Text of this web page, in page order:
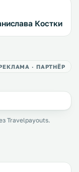
Костки
· ПАРТНЁР
Travelpayouts.